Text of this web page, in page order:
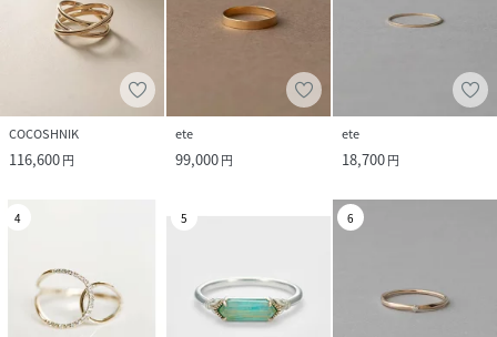
COCOSHNIK
116,600円
ete
99,000円
ete
18,700円
4 5 6